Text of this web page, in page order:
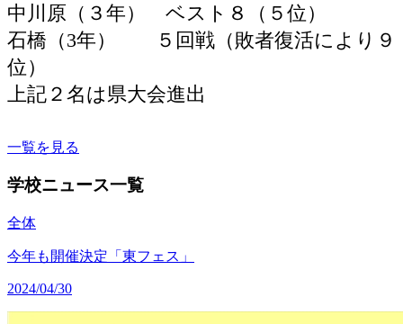
中川原（３年） ベスト８（５位）
石橋（3年） ５回戦（敗者復活により９
位）
上記２名は県大会進出
一覧を見る
学校ニュース一覧
全体
今年も開催決定「東フェス」
2024/04/30